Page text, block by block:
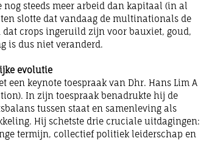
steeds meer arbeid dan kapitaal (in al
slotte dat vandaag de multinationals de
crops ingeruild zijn voor bauxiet, goud,
is dus niet veranderd.
evolutie
een keynote toespraak van Dhr. Hans Lim A
In zijn toespraak benadrukte hij de
tussen staat en samenleving als
Hij schetste drie cruciale uitdagingen:
termijn, collectief politiek leiderschap en